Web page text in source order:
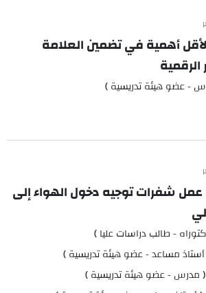
أهمية في تضمين العلامة
- عضو هيئة تدريسية )
عمل شفرات توجيه دخول الهواء إلى
- طالب دراسات عليا )
مساعد - عضو هيئة تدريسية )
( مدرس - عضو هيئة تدريسية )